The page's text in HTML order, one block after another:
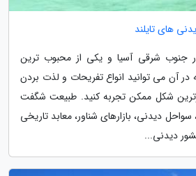
های تایلند
جنوب شرقی آسیا و یکی از محبوب ترین
آن می توانید انواع تفریحات و لذت بردن
شکل ممکن تجربه کنید. طبیعت شگفت
سواحل دیدنی، بازارهای شناور، معابد تاریخی
دیدنی...